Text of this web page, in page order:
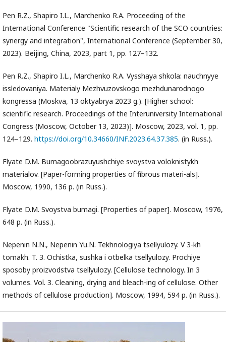
Pen R.Z., Shapiro I.L., Marchenko R.A. Proceeding of the
International Conference "Scientific research of the SCO countries:
synergy and integration", International Conference (September 30,
2023). Beijing, China, 2023, part 1, pp. 127–132.
Pen R.Z., Shapiro I.L., Marchenko R.A. Vysshaya shkola: nauchnyye
issledovaniya. Materialy Mezhvuzovskogo mezhdunarodnogo
kongressa (Moskva, 13 oktyabrya 2023 g.). [Higher school:
scientific research. Proceedings of the Interuniversity International
Congress (Moscow, October 13, 2023)]. Moscow, 2023, vol. 1, pp.
124–129. https://doi.org/10.34660/INF.2023.64.37.385. (in Russ.).
Flyate D.M. Bumagoobrazuyushchiye svoystva voloknistykh
materialov. [Paper-forming properties of fibrous materi-als].
Moscow, 1990, 136 p. (in Russ.).
Flyate D.M. Svoystva bumagi. [Properties of paper]. Moscow, 1976,
648 p. (in Russ.).
Nepenin N.N., Nepenin Yu.N. Tekhnologiya tsellyulozy. V 3-kh
tomakh. T. 3. Ochistka, sushka i otbelka tsellyulozy. Prochiye
sposoby proizvodstva tsellyulozy. [Cellulose technology. In 3
volumes. Vol. 3. Cleaning, drying and bleach-ing of cellulose. Other
methods of cellulose production]. Moscow, 1994, 594 p. (in Russ.).